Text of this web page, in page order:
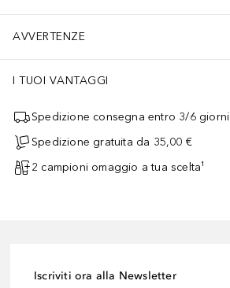
AVVERTENZE
I TUOI VANTAGGI
Spedizione consegna entro 3/6 giorni
Spedizione gratuita da 35,00 €
2 campioni omaggio a tua scelta¹
Iscriviti ora alla Newsletter